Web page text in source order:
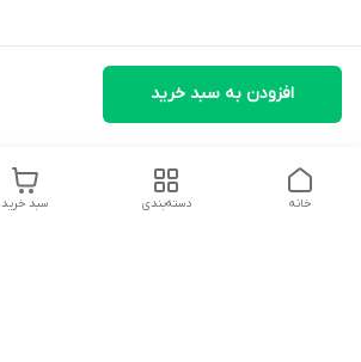
افزودن به سبد خرید
سبد خرید دسته‌بندی خانه